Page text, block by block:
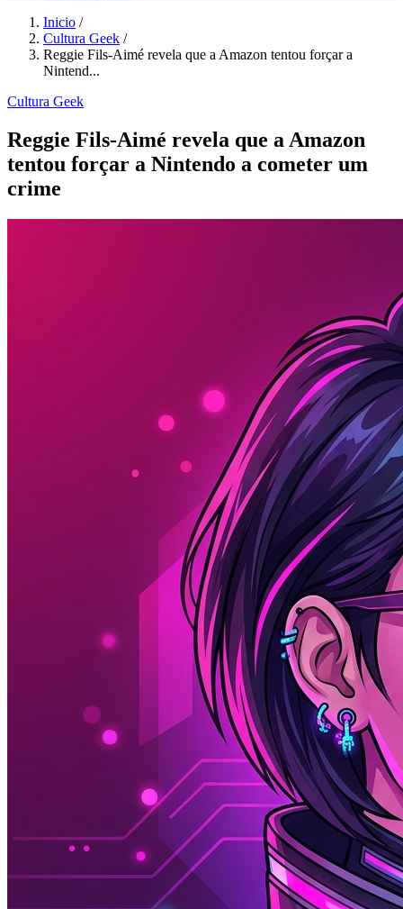
Inicio /
Cultura Geek /
Reggie Fils-Aimé revela que a Amazon tentou forçar a
Nintend...
Cultura Geek
Reggie Fils-Aimé revela que a Amazon
tentou forçar a Nintendo a cometer um
crime